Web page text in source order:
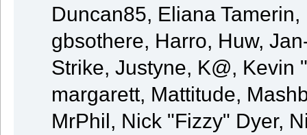
Duncan85, Eliana
gbsothere, Harro, Huw,
Strike, Justyne, K@, Kevin
margarett, Mattitude,
MrPhil, Nick "Fizzy" Dyer,